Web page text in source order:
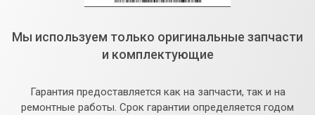
Мы используем только оригинальные запчасти
и комплектующие
Гарантия предоставляется как на запчасти, так и на
ремонтные работы. Срок гарантии определяется годом